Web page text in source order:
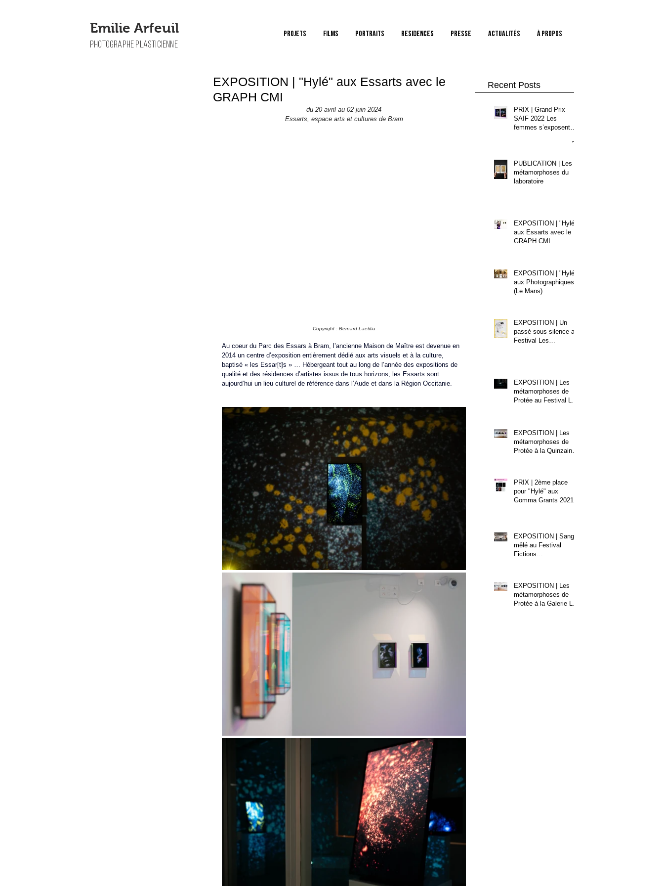
Emilie Arfeuil
PHOTOGRAPHE PLASTICIENNE
PROJETS FILMS PORTRAITS Residences PRESSE Actualités à propos
PRIX | Grand Prix
SAIF 2022 Les
femmes s’exposent
PUBLICATION | Les
métamorphoses du
laboratoire
EXPOSITION | "Hylé"
aux Essarts avec le
GRAPH CMI
EXPOSITION | "Hylé"
aux Photographiques
(Le Mans)
EXPOSITION | Un
passé sous silence au
Festival Les
EXPOSITION | Les
métamorphoses de
Protée au Festival Les
EXPOSITION | Les
métamorphoses de
Protée à la Quinzaine
PRIX | 2ème place
pour "Hylé" aux
Gomma Grants 2021
EXPOSITION | Sang-
mêlé au Festival
Fictions
EXPOSITION | Les
métamorphoses de
Protée à la Galerie Le
Recent Posts
EXPOSITION | "Hylé" aux Essarts avec le
GRAPH CMI
du 20 avril au 02 juin 2024
Essarts, espace arts et cultures de Bram
Copyright : Bernard Laetitia
Au coeur du Parc des Essars à Bram, l’ancienne Maison de Maître est devenue en
2014 un centre d’exposition entièrement dédié aux arts visuels et à la culture,
baptisé « les Essar[t]s » … Hébergeant tout au long de l’année des expositions de
qualité et des résidences d’artistes issus de tous horizons, les Essarts sont
aujourd’hui un lieu culturel de référence dans l’Aude et dans la Région Occitanie.